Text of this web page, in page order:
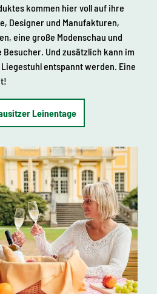
kommen hier voll auf ihre
Designer und Manufakturen,
eine große Modenschau und
Und zusätzlich kann im
entspannt werden. Eine
Leinentage